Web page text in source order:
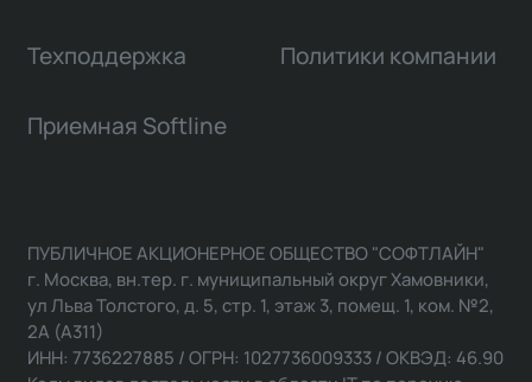
Техподдержка Политики компании
Приемная Softline
ПУБЛИЧНОЕ АКЦИОНЕРНОЕ ОБЩЕСТВО "СОФТЛАЙН"
г. Москва, вн.тер. г. муниципальный округ Хамовники,
ул Льва Толстого, д. 5, стр. 1, этаж 3, помещ. 1, ком. №2,
2А (А311)
ИНН: 7736227885 / ОГРН: 1027736009333 / ОКВЭД: 46.90